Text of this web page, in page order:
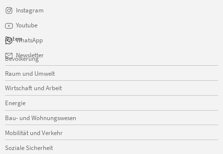
Instagram
Youtube
WhatsApp
Newsletter
Daten
Navigation
überspringen
Bevölkerung
Raum und Umwelt
Wirtschaft und Arbeit
Energie
Bau- und Wohnungswesen
Mobilität und Verkehr
Soziale Sicherheit